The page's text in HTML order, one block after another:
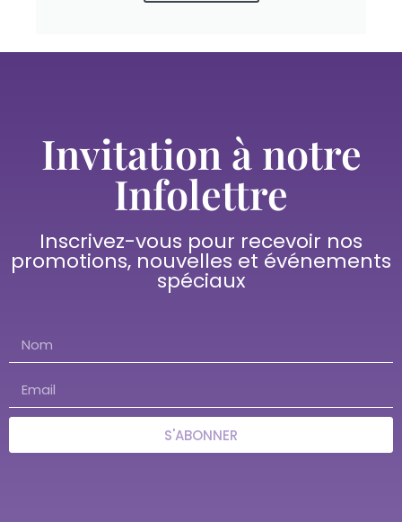
Invitation à notre
Infolettre
Inscrivez-vous pour recevoir nos
promotions, nouvelles et événements
spéciaux
S'ABONNER